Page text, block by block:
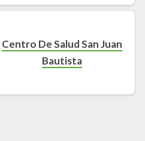
Centro De Salud San Juan
Bautista